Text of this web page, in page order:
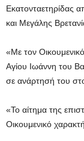
Εκατονταετηρίδας
και Μεγάλης
«Mε τον
Αγίου Ιωάννη του
σε ανάρτησή του
«Το αίτημα της
Οικουμενικό